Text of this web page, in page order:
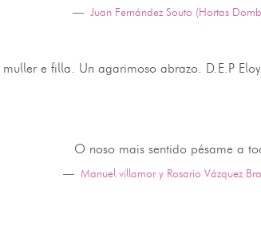
Juan Fernández Souto (Hortas
e filla. Un agarimoso abrazo. D.E.P Eloy.
O noso mais sentido pésame a
Manuel villamor y Rosario Vázquez